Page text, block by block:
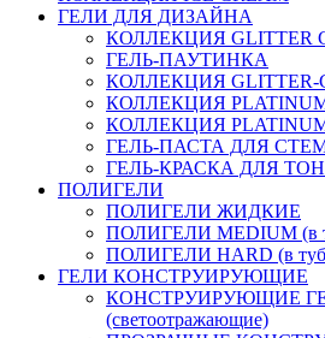
ГЕЛИ ДЛЯ ДИЗАЙНА
КОЛЛЕКЦИЯ GLITTER
ГЕЛЬ-ПАУТИНКА
КОЛЛЕКЦИЯ GLITTER-
КОЛЛЕКЦИЯ
КОЛЛЕКЦИЯ
ГЕЛЬ-ПАСТА ДЛЯ
ГЕЛЬ-КРАСКА ДЛЯ
ПОЛИГЕЛИ
ПОЛИГЕЛИ ЖИДКИЕ
ПОЛИГЕЛИ MEDIUM (в
ПОЛИГЕЛИ HARD (в
ГЕЛИ КОНСТРУИРУЮЩИЕ
КОНСТРУИРУЮЩИЕ
(светоотражающие)